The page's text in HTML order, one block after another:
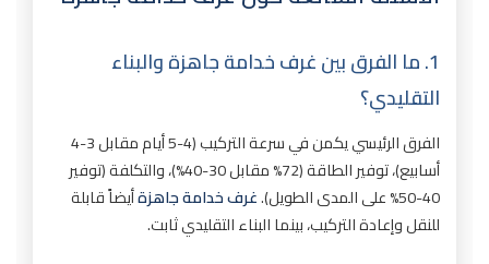
1. ما الفرق بين غرف خدامة جاهزة والبناء
التقليدي؟
الفرق الرئيسي يكمن في سرعة التركيب (4-5 أيام مقابل 3-4
أسابيع)، توفير الطاقة (72% مقابل 30-40%)، والتكلفة (توفير
40-50% على المدى الطويل).
غرف خدامة جاهزةأيضاً قابلة
للنقل وإعادة التركيب، بينما البناء التقليدي ثابت.